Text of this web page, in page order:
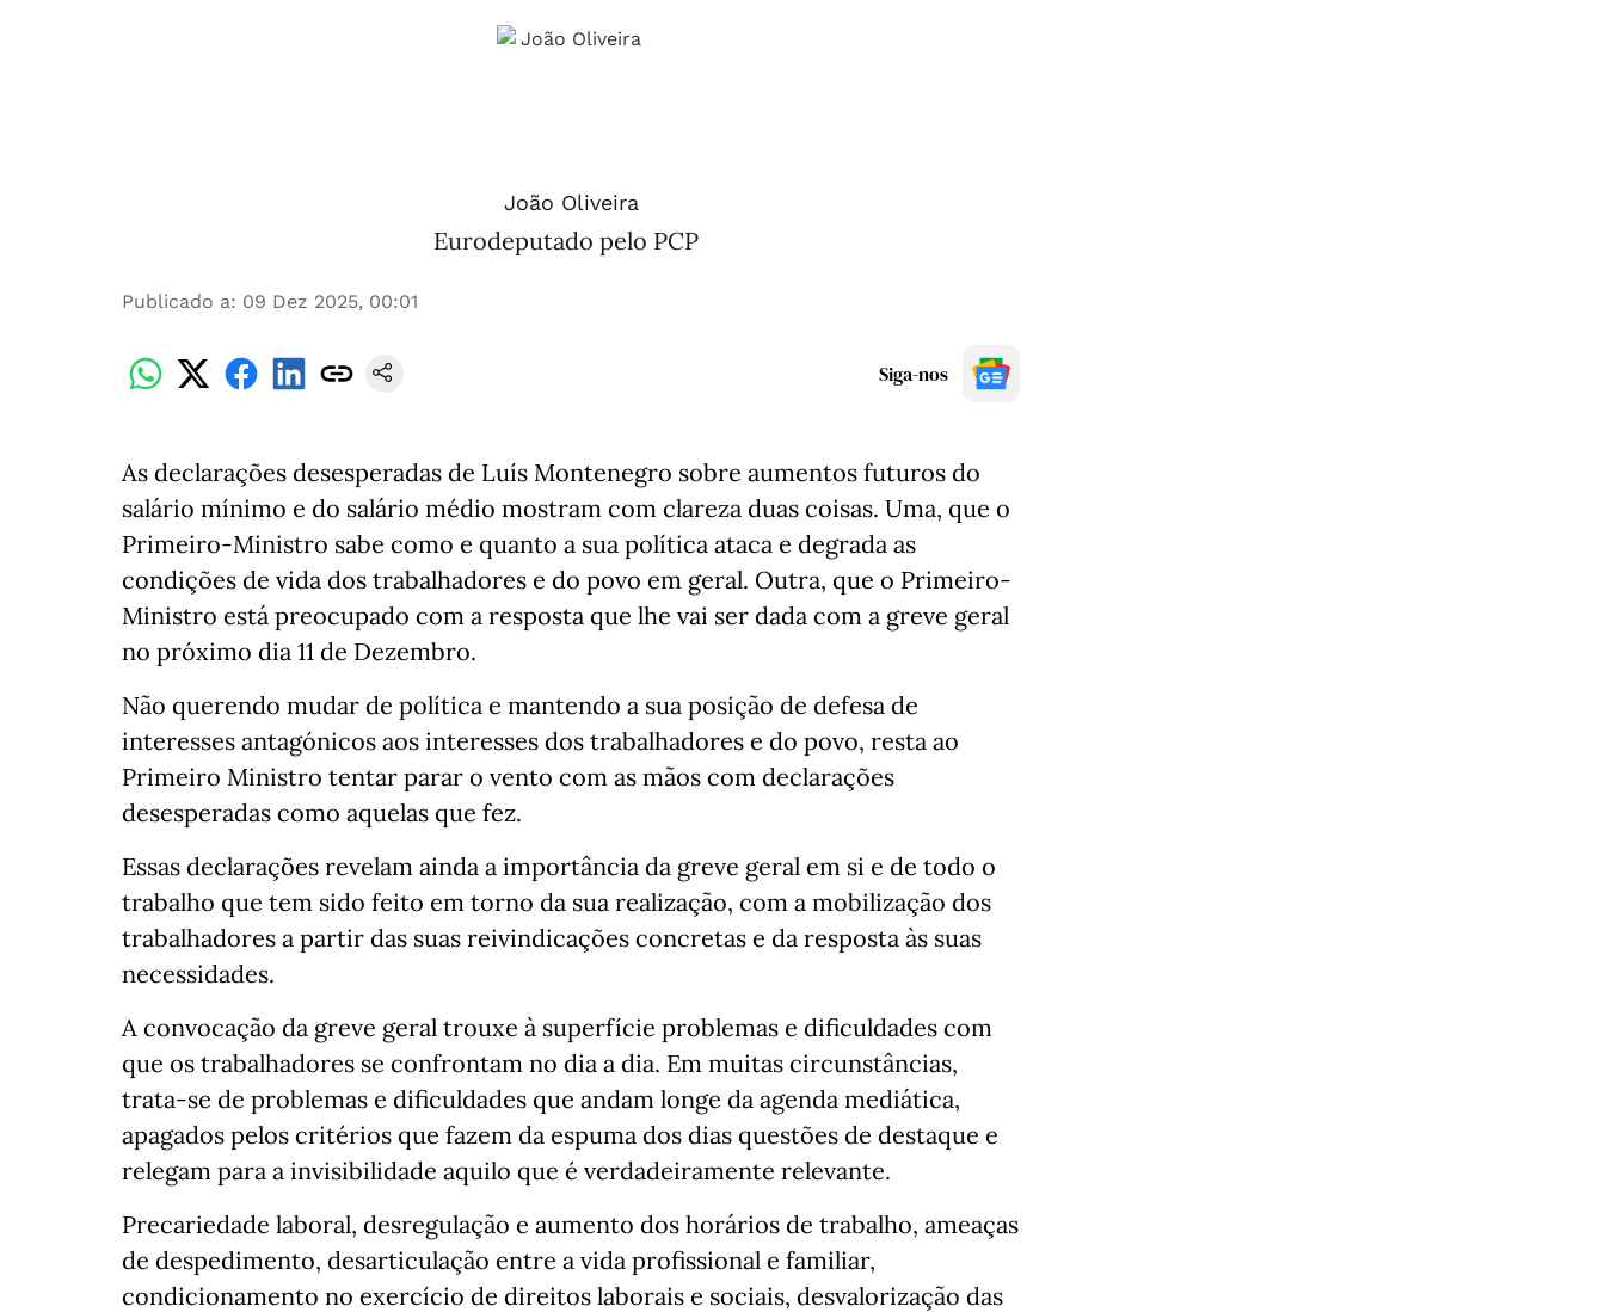
João Oliveira
Eurodeputado pelo PCP
Publicado a: 09 Dez 2025, 00:01
Siga-nos
As declarações desesperadas de Luís Montenegro sobre aumentos futuros do
salário mínimo e do salário médio mostram com clareza duas coisas. Uma, que o
Primeiro-Ministro sabe como e quanto a sua política ataca e degrada as
condições de vida dos trabalhadores e do povo em geral. Outra, que o Primeiro-
Ministro está preocupado com a resposta que lhe vai ser dada com a greve geral
no próximo dia 11 de Dezembro.
Não querendo mudar de política e mantendo a sua posição de defesa de
interesses antagónicos aos interesses dos trabalhadores e do povo, resta ao
Primeiro Ministro tentar parar o vento com as mãos com declarações
desesperadas como aquelas que fez.
Essas declarações revelam ainda a importância da greve geral em si e de todo o
trabalho que tem sido feito em torno da sua realização, com a mobilização dos
trabalhadores a partir das suas reivindicações concretas e da resposta às suas
necessidades.
A convocação da greve geral trouxe à superfície problemas e dificuldades com
que os trabalhadores se confrontam no dia a dia. Em muitas circunstâncias,
trata-se de problemas e dificuldades que andam longe da agenda mediática,
apagados pelos critérios que fazem da espuma dos dias questões de destaque e
relegam para a invisibilidade aquilo que é verdadeiramente relevante.
Precariedade laboral, desregulação e aumento dos horários de trabalho, ameaças
de despedimento, desarticulação entre a vida profissional e familiar,
condicionamento no exercício de direitos laborais e sociais, desvalorização das